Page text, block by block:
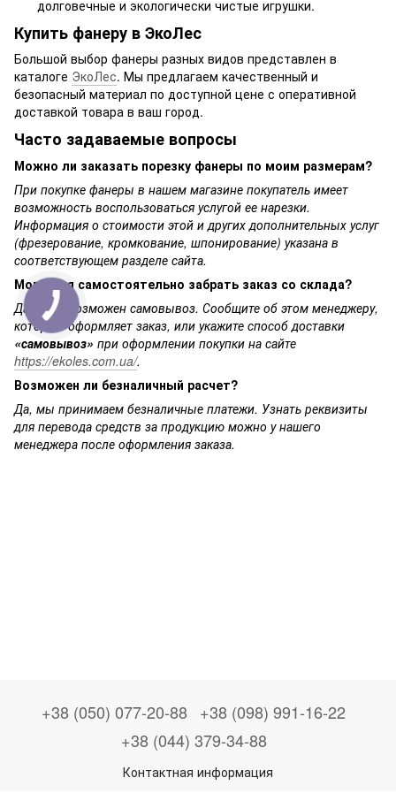
долговечные и экологически чистые игрушки.
Купить фанеру в ЭкоЛес
Большой выбор фанеры разных видов представлен в
каталоге ЭкоЛес. Мы предлагаем качественный и
безопасный материал по доступной цене с оперативной
доставкой товара в ваш город.
Часто задаваемые вопросы
Можно ли заказать порезку фанеры по моим размерам?
При покупке фанеры в нашем магазине покупатель имеет
возможность воспользоваться услугой ее нарезки.
Информация о стоимости этой и других дополнительных услуг
(фрезерование, кромкование, шпонирование) указана в
соответствующем разделе сайта.
Могу ли я самостоятельно забрать заказ со склада?
Да, у нас возможен самовывоз. Сообщите об этом менеджеру,
который оформляет заказ, или укажите способ доставки
«самовывоз» при оформлении покупки на сайте
https://ekoles.com.ua/.
Возможен ли безналичный расчет?
Да, мы принимаем безналичные платежи. Узнать реквизиты
для перевода средств за продукцию можно у нашего
менеджера после оформления заказа.
+38 (050) 077-20-88 +38 (098) 991-16-22
+38 (044) 379-34-88
Контактная информация